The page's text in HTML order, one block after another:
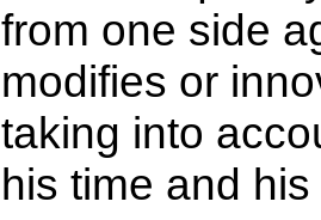
from one side
modifies or
taking into
his time and